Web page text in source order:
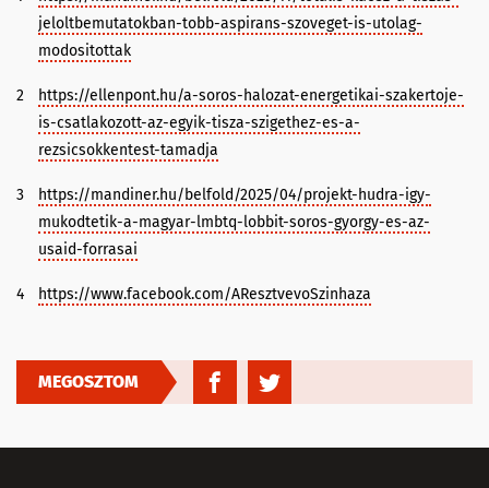
jeloltbemutatokban-tobb-aspirans-szoveget-is-utolag-
modositottak
2
https://ellenpont.hu/a-soros-halozat-energetikai-szakertoje-
is-csatlakozott-az-egyik-tisza-szigethez-es-a-
rezsicsokkentest-tamadja
3
https://mandiner.hu/belfold/2025/04/projekt-hudra-igy-
mukodtetik-a-magyar-lmbtq-lobbit-soros-gyorgy-es-az-
usaid-forrasai
4 https://www.facebook.com/AResztvevoSzinhaza
MEGOSZTOM